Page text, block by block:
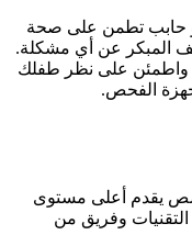
حابب تطمن على صحة
المبكر عن أي مشكلة.
واطمئن على نظر طفلك
الفحص.
يقدم أعلى مستوى
وفريق من